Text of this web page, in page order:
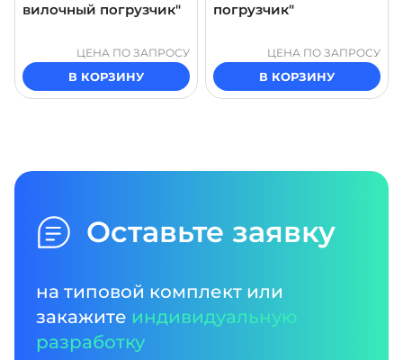
вилочный погрузчик"
ЦЕНА ПО ЗАПРОСУ
В КОРЗИНУ
погрузчик"
ЦЕНА ПО ЗАПРОСУ
В КОРЗИНУ
Оставьте заявку
на типовой комплект или
закажите индивидуальную
разработку